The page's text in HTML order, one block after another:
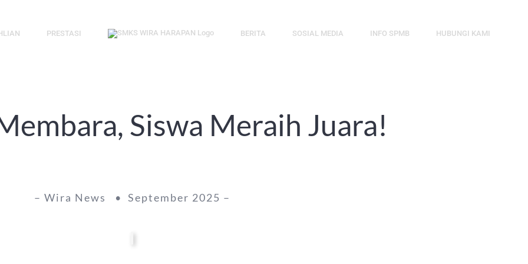
PRESTASI BERITA SOSIAL MEDIA INFO SPMB HUBUNGI KAMI
Siswa Meraih Juara!
– Wira News • September 2025 –